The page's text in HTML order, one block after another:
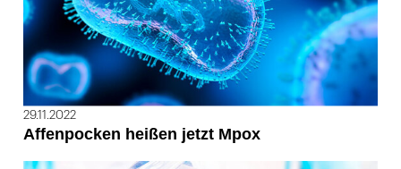
29.11.2022
Affenpocken heißen jetzt Mpox